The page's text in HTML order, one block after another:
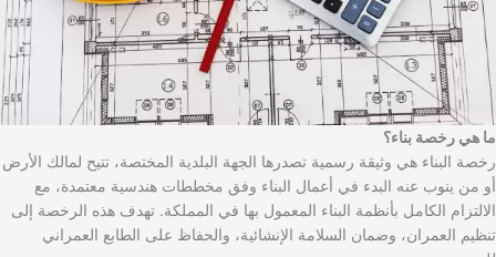
ما هي رخصة بناء؟
رخصة البناء هي وثيقة رسمية تصدرها الجهة البلدية المختصة، تتيح لمالك الأرض
أو من ينوب عنه البدء في أعمال البناء وفق مخططات هندسية معتمدة، مع
الالتزام الكامل بأنظمة البناء المعمول بها في المملكة. تهدف هذه الرخصة إلى
تنظيم العمران، وضمان السلامة الإنشائية، والحفاظ على الطابع العمراني